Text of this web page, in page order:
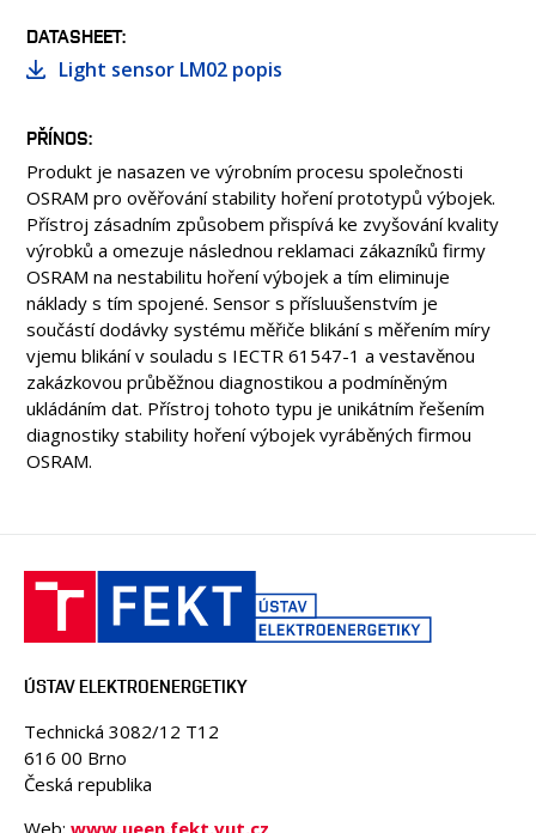
DATASHEET
Light sensor LM02 popis
PŘÍNOS
Produkt je nasazen ve výrobním procesu společnosti
OSRAM pro ověřování stability hoření prototypů výbojek.
Přístroj zásadním způsobem přispívá ke zvyšování kvality
výrobků a omezuje následnou reklamaci zákazníků firmy
OSRAM na nestabilitu hoření výbojek a tím eliminuje
náklady s tím spojené. Sensor s přísluušenstvím je
součástí dodávky systému měřiče blikání s měřením míry
vjemu blikání v souladu s IECTR 61547-1 a vestavěnou
zakázkovou průběžnou diagnostikou a podmíněným
ukládáním dat. Přístroj tohoto typu je unikátním řešením
diagnostiky stability hoření výbojek vyráběných firmou
OSRAM.
ÚSTAV ELEKTROENERGETIKY
Technická 3082/12 T12
616 00 Brno
Česká republika